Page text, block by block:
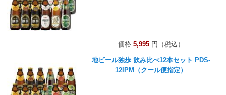
価格 5,995円（税込）
地ビール独歩 飲み比べ12本セット PDS-
12IPM（クール便指定）